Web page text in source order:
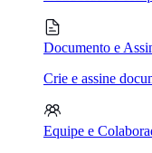
Documento e
Crie e assine
Equipe e